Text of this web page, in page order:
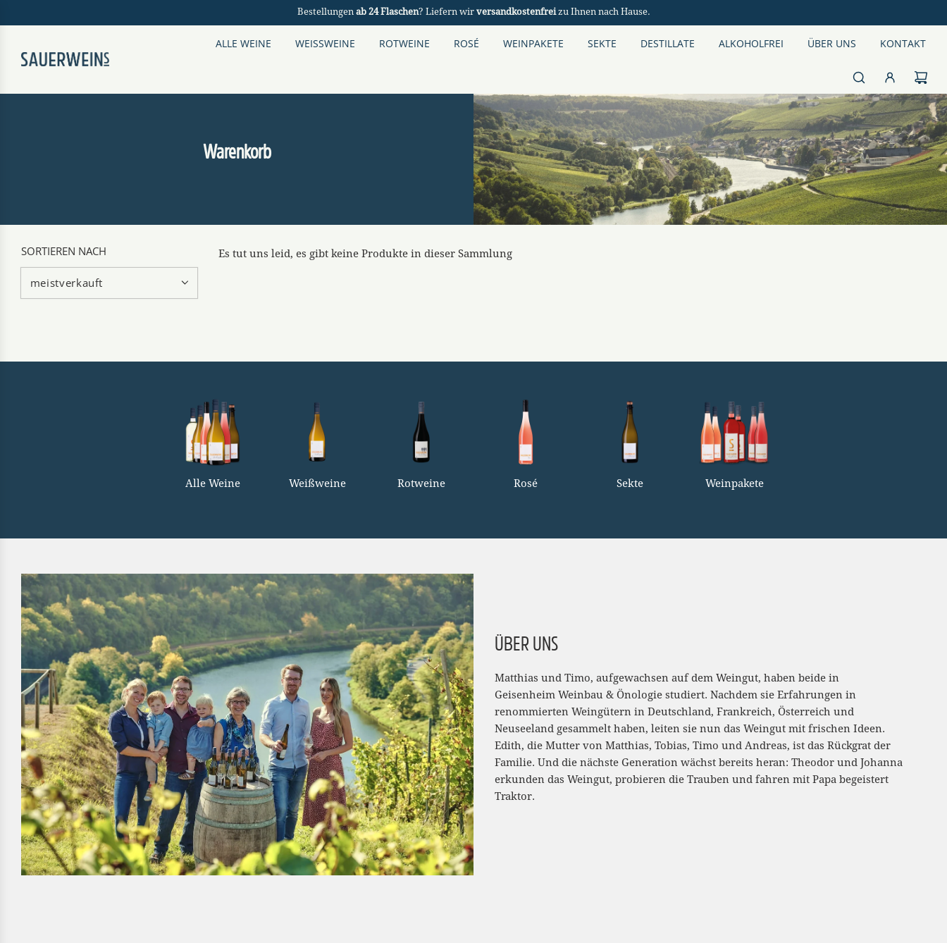
Bestellungen ab 24 Flaschen? Liefern wir versandkostenfreizu Ihnen nach Hause.
ALLE WEINE WEISSWEINE ROTWEINE ROSÉ WEINPAKETE SEKTE DESTILLATE ALKOHOLFREI ÜBER UNS KONTAKT
Warenkorb
SORTIEREN NACH Es tut uns leid, es gibt keine Produkte in dieser Sammlung
Alle Weine Weißweine Rotweine Rosé Sekte Weinpakete
ÜBER UNS
Matthias und Timo, aufgewachsen auf dem Weingut, haben beide in
Geisenheim Weinbau & Önologie studiert. Nachdem sie Erfahrungen in
renommierten Weingütern in Deutschland, Frankreich, Österreich und
Neuseeland gesammelt haben, leiten sie nun das Weingut mit frischen Ideen.
Edith, die Mutter von Matthias, Tobias, Timo und Andreas, ist das Rückgrat der
Familie. Und die nächste Generation wächst bereits heran: Theodor und Johanna
erkunden das Weingut, probieren die Trauben und fahren mit Papa begeistert
Traktor.